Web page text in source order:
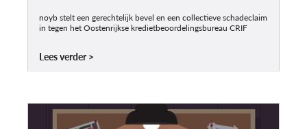
noyb stelt een gerechtelijk bevel en een collectieve schadeclaim
in tegen het Oostenrijkse kredietbeoordelingsbureau CRIF
Lees verder